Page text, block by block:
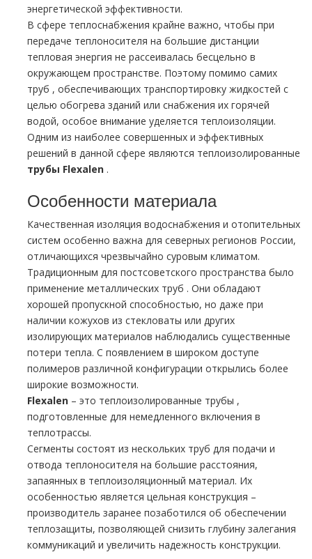
энергетической эффективности.
В сфере теплоснабжения крайне важно, чтобы при
передаче теплоносителя на большие дистанции
тепловая энергия не рассеивалась бесцельно в
окружающем пространстве. Поэтому помимо самих
тpуб , обеспечивающих транспортировку жидкостей с
целью обогрева зданий или снабжения их горячей
водой, особое внимание уделяется теплоизоляции.
Одним из наиболее совершенных и эффективных
решений в данной сфере являются теплоизолированные
тpубы Flехalеn .
Особенности материала
Качественная изоляция вoдoснабжeния и отопительных
систем особенно важна для северных регионов России,
отличающихся чрезвычайно суровым климатом.
Традиционным для постсоветского пространства было
применение металлических тpуб . Они обладают
хорошей пропускной способностью, но даже при
наличии кожухов из стекловаты или других
изолирующих материалов наблюдались существенные
потери тепла. С появлением в широком доступе
полимеров различной конфигурации открылись более
широкие возможности.
Flехalеn – это теплоизолированные тpубы ,
подготовленные для немедленного включения в
теплотрассы.
Сегменты состоят из нескольких тpуб для подачи и
отвода теплоносителя на большие расстояния,
запаянных в теплоизоляционный материал. Их
особенностью является цельная конструкция –
производитель заранее позаботился об обеспечении
теплозащиты, позволяющей снизить глубину залегания
коммуникаций и увеличить надежность конструкции.